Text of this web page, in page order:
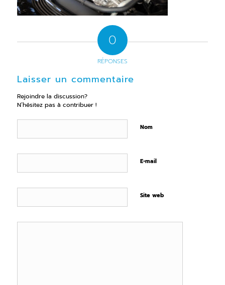
0
RÉPONSES
Laisser un commentaire
Rejoindre la discussion?
N’hésitez pas à contribuer !
Nom
E-mail
Site web